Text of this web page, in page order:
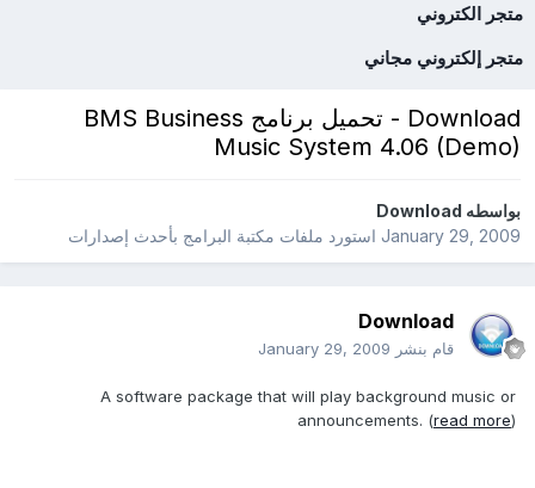
متجر الكتروني
متجر إلكتروني مجاني
Download - تحميل برنامج BMS Business
Music System 4.06 (Demo)
بواسطهDownload
January 29, 2009استورد ملفات مكتبة البرامج بأحدث إصدارات
Download
قام بنشر January 29, 2009
A software package that will play background music or
announcements. (read more